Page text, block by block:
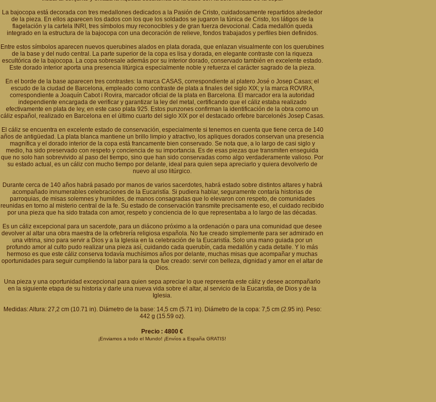
La bajocopa está decorada con tres medallones dedicados a la Pasión de Cristo, cuidadosamente repartidos alrededor
de la pieza. En ellos aparecen los dados con los que los soldados se jugaron la túnica de Cristo, los látigos de la
flagelación y la cartela INRI, tres símbolos muy reconocibles y de gran fuerza devocional. Cada medallón queda
integrado en la estructura de la bajocopa con una decoración de relieve, fondos trabajados y perfiles bien definidos.
Entre estos símbolos aparecen nuevos querubines alados en plata dorada, que enlazan visualmente con los querubines
de la base y del nudo central. La parte superior de la copa es lisa y dorada, en elegante contraste con la riqueza
escultórica de la bajocopa. La copa sobresale además por su interior dorado, conservado también en excelente estado.
Este dorado interior aporta una presencia litúrgica especialmente noble y refuerza el carácter sagrado de la pieza.
En el borde de la base aparecen tres contrastes: la marca CASAS, correspondiente al platero José o Josep Casas; el
escudo de la ciudad de Barcelona, empleado como contraste de plata a finales del siglo XIX; y la marca ROVIRA,
correspondiente a Joaquín Cabot i Rovira, marcador oficial de la plata en Barcelona. El marcador era la autoridad
independiente encargada de verificar y garantizar la ley del metal, certificando que el cáliz estaba realizado
efectivamente en plata de ley, en este caso plata 925. Estos punzones confirman la identificación de la obra como un
cáliz español, realizado en Barcelona en el último cuarto del siglo XIX por el destacado orfebre barcelonés Josep Casas.
El cáliz se encuentra en excelente estado de conservación, especialmente si tenemos en cuenta que tiene cerca de 140
años de antigüedad. La plata blanca mantiene un brillo limpio y atractivo, los apliques dorados conservan una presencia
magnífica y el dorado interior de la copa está francamente bien conservado. Se nota que, a lo largo de casi siglo y
medio, ha sido preservado con respeto y conciencia de su importancia. Es de esas piezas que transmiten enseguida
que no solo han sobrevivido al paso del tiempo, sino que han sido conservadas como algo verdaderamente valioso. Por
su estado actual, es un cáliz con mucho tiempo por delante, ideal para quien sepa apreciarlo y quiera devolverlo de
nuevo al uso litúrgico.
Durante cerca de 140 años habrá pasado por manos de varios sacerdotes, habrá estado sobre distintos altares y habrá
acompañado innumerables celebraciones de la Eucaristía. Si pudiera hablar, seguramente contaría historias de
parroquias, de misas solemnes y humildes, de manos consagradas que lo elevaron con respeto, de comunidades
reunidas en torno al misterio central de la fe. Su estado de conservación transmite precisamente eso, el cuidado recibido
por una pieza que ha sido tratada con amor, respeto y conciencia de lo que representaba a lo largo de las décadas.
Es un cáliz excepcional para un sacerdote, para un diácono próximo a la ordenación o para una comunidad que desee
devolver al altar una obra maestra de la orfebrería religiosa española. No fue creado simplemente para ser admirado en
una vitrina, sino para servir a Dios y a la Iglesia en la celebración de la Eucaristía. Solo una mano guiada por un
profundo amor al culto pudo realizar una pieza así, cuidando cada querubín, cada medallón y cada detalle. Y lo más
hermoso es que este cáliz conserva todavía muchísimos años por delante, muchas misas que acompañar y muchas
oportunidades para seguir cumpliendo la labor para la que fue creado: servir con belleza, dignidad y amor en el altar de
Dios.
Una pieza y una oportunidad excepcional para quien sepa apreciar lo que representa este cáliz y desee acompañarlo
en la siguiente etapa de su historia y darle una nueva vida sobre el altar, al servicio de la Eucaristía, de Dios y de la
Iglesia.
Medidas: Altura: 27,2 cm (10.71 in). Diámetro de la base: 14,5 cm (5.71 in). Diámetro de la copa: 7,5 cm (2.95 in). Peso:
442 g (15.59 oz).
Precio : 4800 €
¡Enviamos a todo el Mundo! ¡Envíos a España GRATIS!